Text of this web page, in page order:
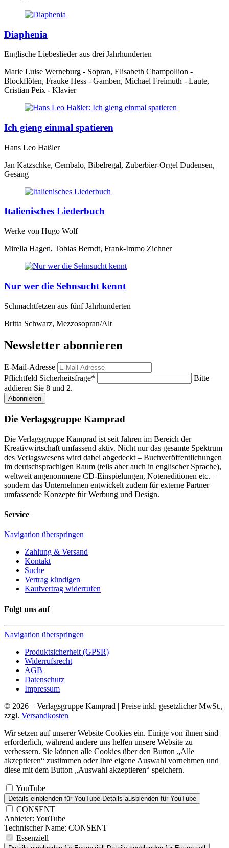
Diaphenia
Englische Liebeslieder aus drei Jahrhunderten
Marie Luise Werneburg - Sopran, Elisabeth Champollion -
Blockflöten, Frauke Hess - Gamben, Michael Freimuth - Laute,
Cristian Peix - Klavier
Ich gieng einmal spatieren
Hans Leo Haßler
Jan Katzschke, Cembalo, Bibelregal, Zuberbier-Orgel Dudensen,
Gesang
Italienisches Liederbuch
Werke von Hugo Wolf
Mirella Hagen, Tobias Berndt, Frank-Immo Zichner
Nur wer die Sehnsucht kennt
Schmachtfetzen aus fünf Jahrhunderten
Britta Schwarz, Mezzosopran/Alt
Newsletter abonnieren
E-Mail-Adresse
Pflichtfeld Sicherheitsfrage*
Bitte
addieren Sie 8 und 2.
Abonnieren
Die Verlagsgruppe Kamprad
Die Verlagsgruppe Kamprad ist seit Jahren im Bereich der
Kreativwirtschaft umfassend aktiv. Nicht nur das gesamte Spektrum
des Verlagswesens wird dabei abgedeckt – Buchveröffentlichungen
im deutschsprachigen Raum (teils aber auch in englischer Sprache),
weltweit angenommene CD-Einspielungen, Noteneditionen etc. –
sondern das Unternehmen entwickelt zudem für externe Partner
umfassende Konzepte für Werbung und Design.
Service
Navigation überspringen
Zahlung & Versand
Kontakt
Suche
Vertrag kündigen
Kaufvertrag widerrufen
Folgt uns auf
Navigation überspringen
Produktsicherheit (GPSR)
Widerrufsrecht
AGB
Datenschutz
Impressum
© 2026 – Verlagsgruppe Kamprad | Preise inkl. gesetzlicher MwSt.,
zzgl. Versandkosten
Wir setzen auf unserer Website Cookies ein. Einige von ihnen sind
erforderlich, während andere uns helfen unsere Website zu
verbessern. Sie können alle Cookies über den Button „Alle
akzeptieren“ zustimmen oder Ihre eigene Auswahl vornehmen und
diese mit dem Button „Auswahl akzeptieren“ speichern.
YouTube
Details einblenden für YouTube Details ausblenden für YouTube
CONSENT
Anbieter: YouTube
Technischer Name: CONSENT
Essenziell